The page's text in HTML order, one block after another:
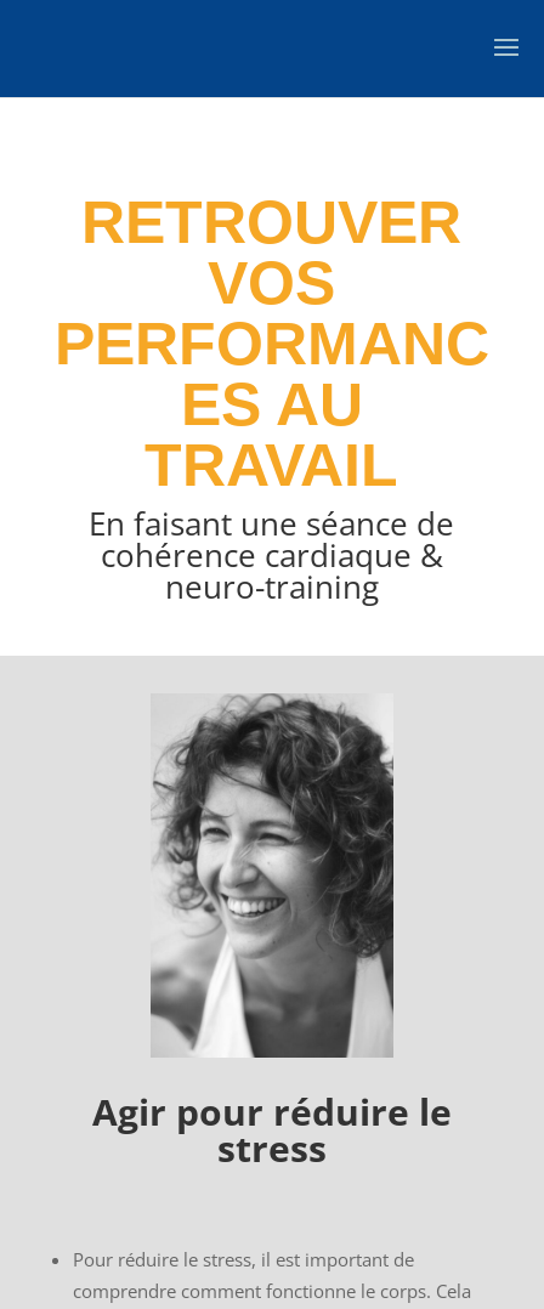
RETROUVER
VOS
PERFORMANC
ES AU
TRAVAIL
En faisant une séance de
cohérence cardiaque &
neuro-training
Agir pour réduire le
stress
Pour réduire le stress, il est important de
comprendre comment fonctionne le corps. Cela